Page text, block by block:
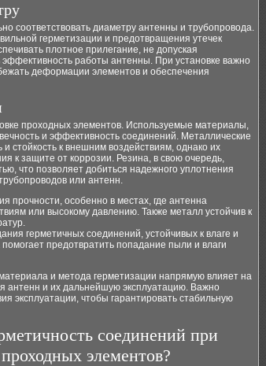
соответствовать диаметру антенны и трубопровода.
герметизации и предотвращения утечек
плотное прилегание, не допуская
работы антенны. При установке важно
деформации элементов и обеспечения
проходных элементов. Используемые материалы,
и эффективность соединений. Металлические
стойкость к внешним воздействиям, однако их
к защите от коррозии. Резина, в свою очередь,
что позволяет добиться надежного уплотнения
или антенн.
прочности, особенно в местах, где антенна
или высокому давлению. Также металл устойчив к
герметичных соединений, устойчивых к влаге и
предотвратить попадание пыли и влаги
и метода герметизации напрямую влияет на
и их дальнейшую эксплуатацию. Важно
эксплуатации, чтобы гарантировать стабильную
соединений при
элементов?